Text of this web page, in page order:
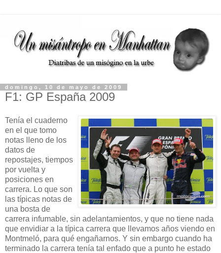
domingo, 10 de mayo de 2009
F1: GP España 2009
Tenía el cuaderno
en el que tomo
notas lleno de los
datos de
repostajes, tiempos
por vuelta y
posiciones en
carrera. Lo que son
las típicas notas de
una bosta de
carrera infumable, sin adelantamientos, y que no tiene nada
que envidiar a la típica carrera que llevamos años viendo en
Montmeló, para qué engañarnos. Y sin embargo cuando ha
terminado la carrera tenía tal enfado que a punto he estado